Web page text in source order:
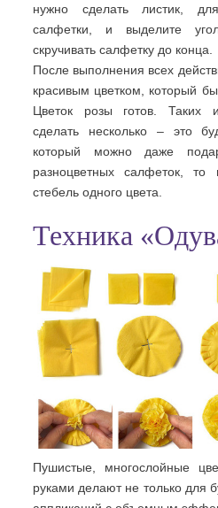
нужно сделать листик,
салфетки, и выделите
скручивать салфетку до конца.
После выполнения всех
красивым цветком, который
Цветок розы готов. Таких
сделать несколько – это
который можно даже
разноцветных салфеток,
стебель одного цвета.
Техника
Пушистые, многослойные
руками делают не только для